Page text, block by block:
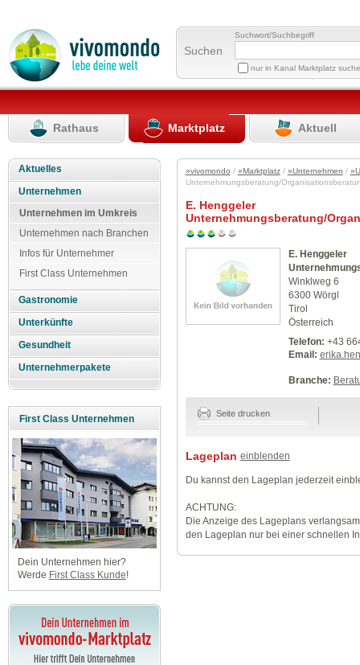
Suchen
Suchwort/Suchbegriff
nur in Kanal Marktplatz
Rathaus Marktplatz Aktuell
Aktuelles
Unternehmen
Unternehmen im Umkreis
Unternehmen nach Branchen
Infos für Unternehmer
First Class Unternehmen
Gastronomie
Unterkünfte
Gesundheit
Unternehmerpakete
First Class Unternehmen
Dein Unternehmen hier?
Werde First Class Kunde!
»vivomondo / »Marktplatz/ »Unternehmen /
Unternehmungsberatung/
E. Henggeler
Unternehmungsberatung/
E. Henggeler
Winklweg 6
6300 Wörgl
Tirol
Österreich
Telefon: +43
Email:
Branche:
Seite drucken
Lageplan einblenden
Du kannst den Lageplan jederzeit
ACHTUNG:
Die Anzeige des Lageplans
den Lageplan nur bei einer schnellen